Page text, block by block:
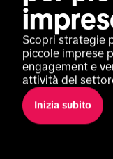
Scopri strategie
piccole imprese
engagement e
attività del
Inizia subito